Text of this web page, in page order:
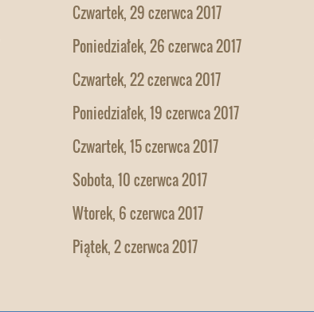
Czwartek, 29 czerwca 2017
Poniedziałek, 26 czerwca 2017
Czwartek, 22 czerwca 2017
Poniedziałek, 19 czerwca 2017
Czwartek, 15 czerwca 2017
Sobota, 10 czerwca 2017
Wtorek, 6 czerwca 2017
Piątek, 2 czerwca 2017